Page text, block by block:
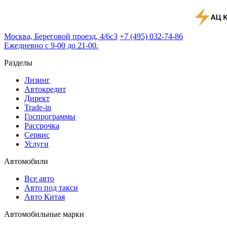
Москва, Береговой проезд, 4/6с3 +7 (495) 032-74-86
Ежедневно с 9-00 до 21-00.
Разделы
Лизинг
Автокредит
Директ
Trade-in
Госпрограммы
Рассрочка
Сервис
Услуги
Автомобили
Все авто
Авто под такси
Авто Китая
Автомобильные марки